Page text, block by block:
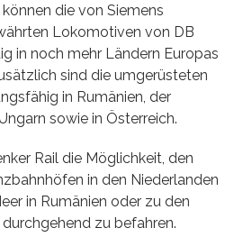
die von Siemens
Lokomotiven von DB
in noch mehr Ländern Europas
sind die umgerüsteten
in Rumänien, der
sowie in Österreich.
Rail die Möglichkeit, den
in den Niederlanden
in Rumänien oder zu den
zu befahren.